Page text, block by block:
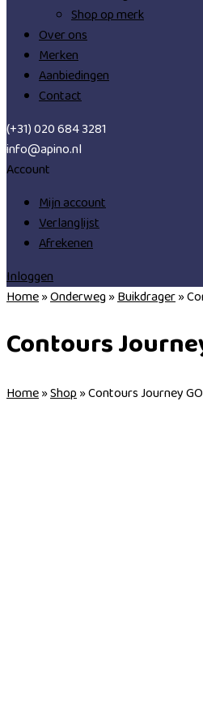
Shop op merk
Over ons
Merken
Aanbiedingen
Contact
(+31) 020 684 3281
info@apino.nl
Account
Mijn account
Verlanglijst
Afrekenen
Inloggen
Home»Onderweg»Buikdrager»
Contours
Home»Shop»Contours Journey